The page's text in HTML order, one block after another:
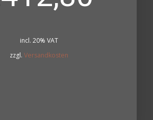
incl. 20% VAT
zzgl. Versandkosten